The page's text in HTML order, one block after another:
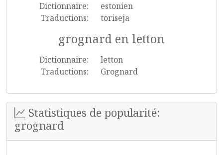
Dictionnaire:
estonien
Traductions:
toriseja
grognard en letton
Dictionnaire:
letton
Traductions:
Grognard
Statistiques de popularité:
grognard